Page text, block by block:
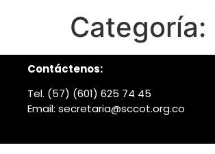
Categoría:
Contáctenos:
Tel. (57) (601) 625 74 45
Email: secretaria@sccot.org.co